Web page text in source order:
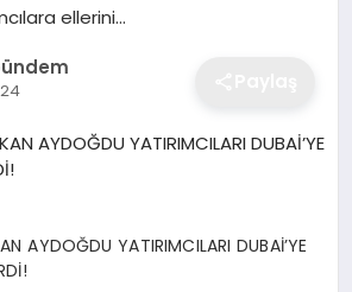
ellerini…
AYDOĞDU YATIRIMCILARI DUBAİ’YE